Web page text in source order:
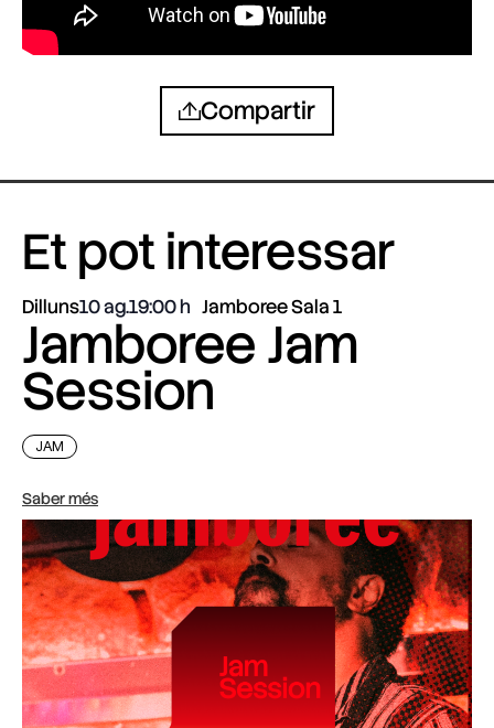
Compartir
Et pot interessar
Dilluns10 ag.19:00 Jamboree Sala 1
Jamboree Jam
Session
JAM
Saber més